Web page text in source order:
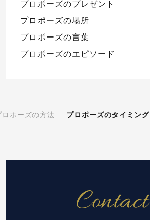
プロポーズのプレゼント
プロポーズの場所
プロポーズの言葉
プロポーズのエピソード
ロポーズの方法 プロポーズのタイミング